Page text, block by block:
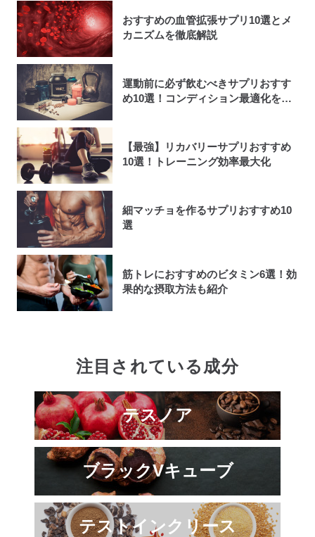
おすすめの血管拡張サプリ10選とメ
カニズムを徹底解説
運動前に必ず飲むべきサプリおすす
め10選！コンディション最適化を実
【最強】リカバリーサプリおすすめ
10選！トレーニング効率最大化
細マッチョを作るサプリおすすめ10
選
筋トレにおすすめのビタミン6選！効
果的な摂取方法も紹介
注目されている成分
テスノア
ブラックVキューブ
テストインクリース